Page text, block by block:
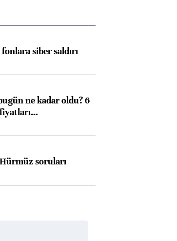
siber saldırı
ne kadar oldu? 6
soruları